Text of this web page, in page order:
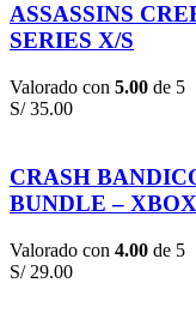
ASSASSINS
SERIES X/S
Valorado con 5.00 de 5
S/35.00
CRASH
BUNDLE –
Valorado con 4.00 de 5
S/29.00